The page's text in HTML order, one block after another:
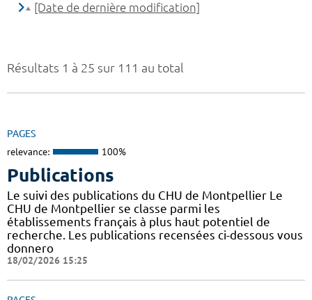
Résultats 1 à 25 sur 111 au total
PAGES
relevance: 100%
Publications
Le suivi des publications du CHU de Montpellier Le
CHU de Montpellier se classe parmi les
établissements français à plus haut potentiel de
recherche. Les publications recensées ci-dessous vous
donnero
18/02/2026 15:25
[Date de dernière modification]